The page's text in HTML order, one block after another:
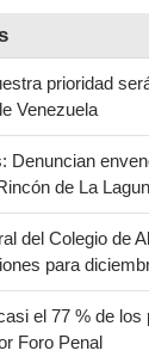
prioridad
Venezuela
Denuncian
de La
del Colegio de
para
el 77 % de los
Foro Penal